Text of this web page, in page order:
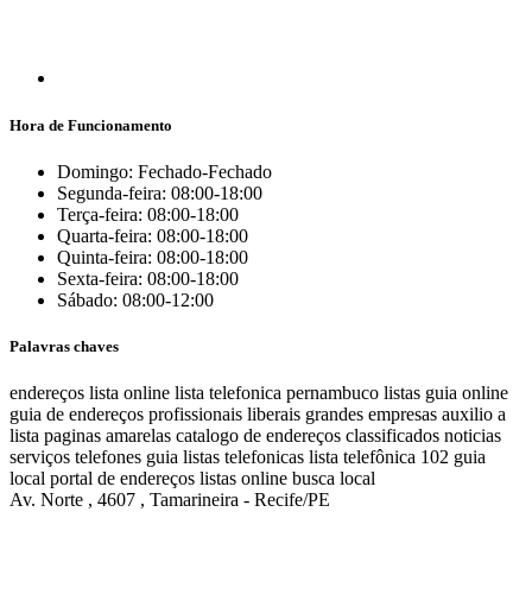
Hora de Funcionamento
Domingo: Fechado-Fechado
Segunda-feira: 08:00-18:00
Terça-feira: 08:00-18:00
Quarta-feira: 08:00-18:00
Quinta-feira: 08:00-18:00
Sexta-feira: 08:00-18:00
Sábado: 08:00-12:00
Palavras chaves
endereços lista online lista telefonica pernambuco listas guia online
guia de endereços profissionais liberais grandes empresas auxilio a
lista paginas amarelas catalogo de endereços classificados noticias
serviços telefones guia listas telefonicas lista telefônica 102 guia
local portal de endereços listas online busca local
Av. Norte , 4607 , Tamarineira - Recife/PE